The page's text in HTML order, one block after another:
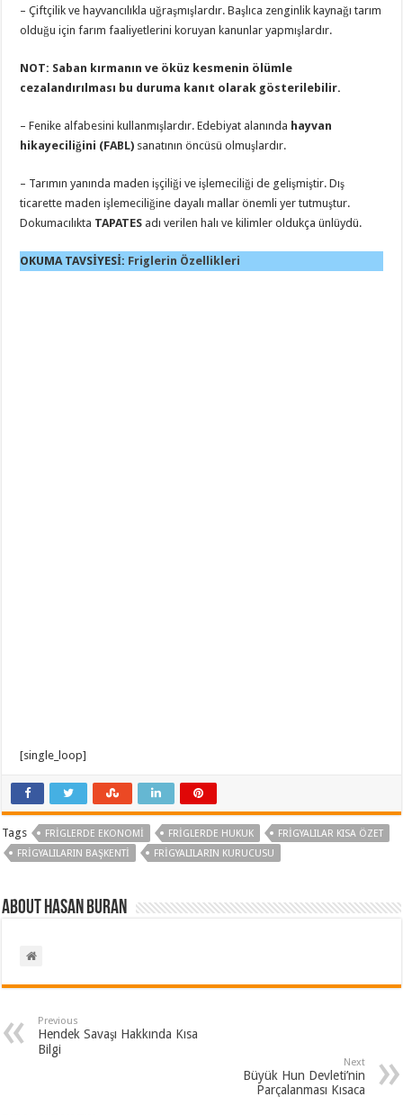
– Çiftçilik ve hayvancılıkla uğraşmışlardır. Başlıca zenginlik kaynağı tarım
olduğu için farım faaliyetlerini koruyan kanunlar yapmışlardır.
NOT: Saban kırmanın ve öküz kesmenin ölümle
cezalandırılması bu duruma kanıt olarak gösterilebilir.
– Fenike alfabesini kullanmışlardır. Edebiyat alanında hayvan
hikayeciliğini (FABL) sanatının öncüsü olmuşlardır.
– Tarımın yanında maden işçiliği ve işlemeciliği de gelişmiştir. Dış
ticarette maden işlemeciliğine dayalı mallar önemli yer tutmuştur.
Dokumacılıkta TAPATES adı verilen halı ve kilimler oldukça ünlüydü.
OKUMA TAVSİYESİ: Friglerin Özellikleri
[single_loop]
Tags FRIGLERDE EKONOMI FRIGLERDE HUKUK
FRIGYALILAR KISA ÖZET
FRIGYALILARIN BAŞKENTI
FRIGYALILARIN KURUCUSU
About Hasan BURAN
Previous
Hendek Savaşı Hakkında Kısa
Bilgi
Next
Büyük Hun Devleti’nin
Parçalanması Kısaca